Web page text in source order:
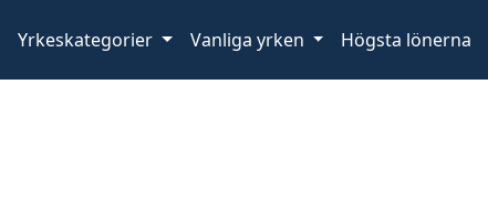
Yrkeskategorier Vanliga yrken Högsta lönerna